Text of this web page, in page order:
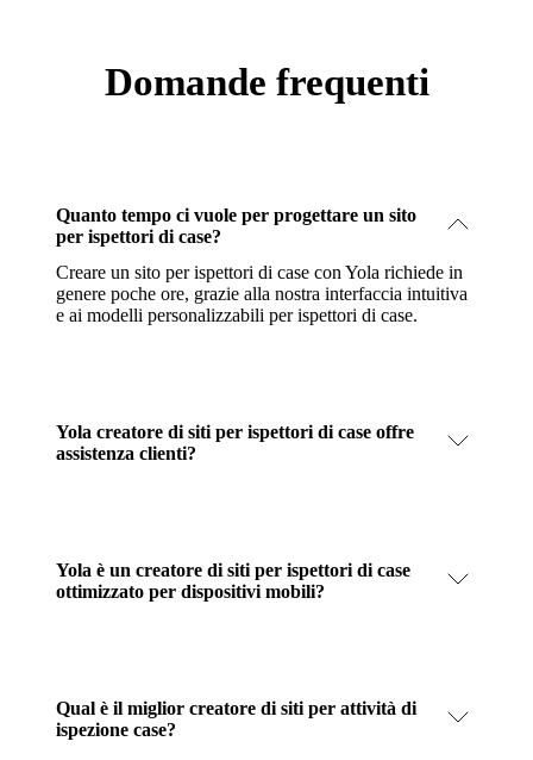
Domande frequenti
Quanto tempo ci vuole per progettare un sito
per ispettori di case?
Creare un sito per ispettori di case con Yola richiede in
genere poche ore, grazie alla nostra interfaccia intuitiva
e ai modelli personalizzabili per ispettori di case.
Yola creatore di siti per ispettori di case offre
assistenza clienti?
Yola è un creatore di siti per ispettori di case
ottimizzato per dispositivi mobili?
Qual è il miglior creatore di siti per attività di
ispezione case?